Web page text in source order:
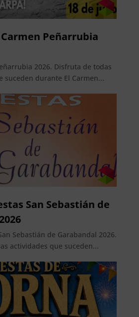
Peñarrubia
2026. Disfruta de todas
suceden durante El Carmen...
San Sebastián de
Sebastián de Garabandal 2026.
actividades que suceden...